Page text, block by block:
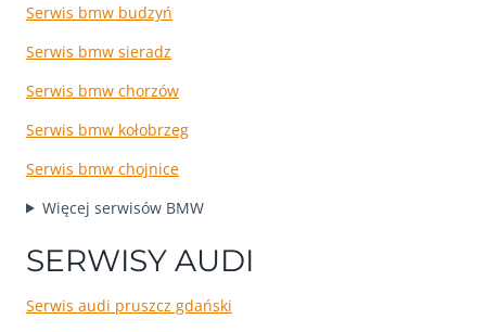
Serwis bmw budzyń
Serwis bmw sieradz
Serwis bmw chorzów
Serwis bmw kołobrzeg
Serwis bmw chojnice
Więcej serwisów BMW
SERWISY AUDI
Serwis audi pruszcz gdański